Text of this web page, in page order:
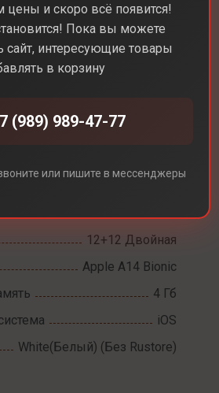
12+12 Двойная
Apple A14 Bionic
4 Гб
iOS
White(Белый) (Без Rustore)
и скоро всё появится!
Пока вы можете
сайт, интересующие товары
в корзину
(989) 989-47-77
или пишите в мессенджеры